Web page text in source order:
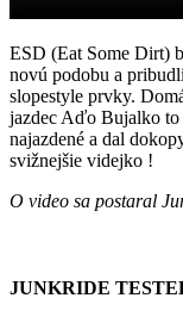
ESD (Eat Some Dirt)
novú podobu a
slopestyle prvky.
jazdec Aďo Bujalko to
najazdené a dal
svižnejšie videjko !
O video sa postaral
JUNKRIDE